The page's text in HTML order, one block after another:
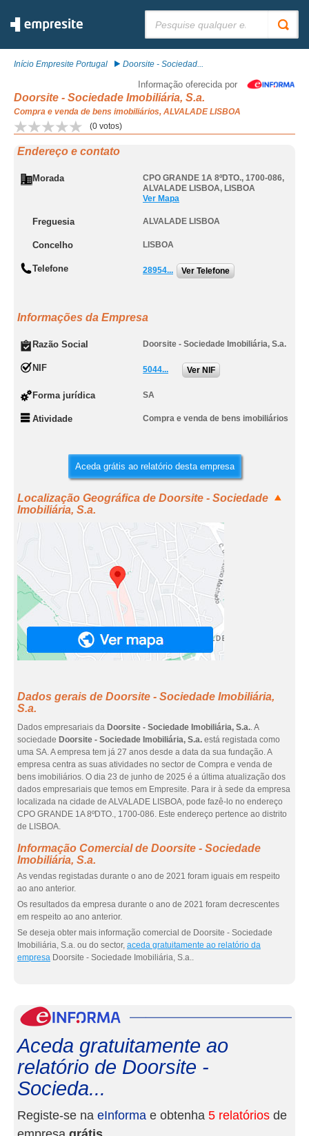
Início Empresite Portugal Doorsite - Sociedad...
Informação oferecida por
Doorsite - Sociedade Imobiliária, S.a.
Compra e venda de bens imobiliários, ALVALADE LISBOA
(0 votos)
Endereço e contato
Morada CPO GRANDE 1A 8ºDTO., 1700-086,
ALVALADE LISBOA, LISBOA
Ver Mapa
Freguesia ALVALADE LISBOA
Concelho LISBOA
Telefone 28954... Ver Telefone
Informações da Empresa
Razão Social Doorsite - Sociedade Imobiliária, S.a.
NIF 5044... Ver NIF
Forma jurídica SA
Atividade Compra e venda de bens imobiliários
Aceda grátis ao relatório desta empresa
Localização Geográfica de Doorsite - Sociedade
Imobiliária, S.a.
Dados gerais de Doorsite - Sociedade Imobiliária,
S.a.
Dados empresariais da Doorsite - Sociedade Imobiliária, S.a.. A
sociedade Doorsite - Sociedade Imobiliária, S.a. está registada como
uma SA. A empresa tem já 27 anos desde a data da sua fundação. A
empresa centra as suas atividades no sector de Compra e venda de
bens imobiliários. O dia 23 de junho de 2025 é a última atualização dos
dados empresariais que temos em Empresite. Para ir à sede da empresa
localizada na cidade de ALVALADE LISBOA, pode fazê-lo no endereço
CPO GRANDE 1A 8ºDTO., 1700-086. Este endereço pertence ao distrito
de LISBOA.
Informação Comercial de Doorsite - Sociedade
Imobiliária, S.a.
As vendas registadas durante o ano de 2021 foram iguais em respeito
ao ano anterior.
Os resultados da empresa durante o ano de 2021 foram decrescentes
em respeito ao ano anterior.
Se deseja obter mais informação comercial de Doorsite - Sociedade
Imobiliária, S.a. ou do sector, aceda gratuitamente ao relatório da
empresa Doorsite - Sociedade Imobiliária, S.a..
Aceda gratuitamente ao
relatório de Doorsite -
Socieda...
Registe-se na eInforma e obtenha 5 relatórios de